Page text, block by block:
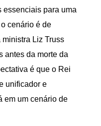
essenciais para uma
cenário é de
ministra Liz Truss
antes da morte da
é que o Rei
unificador e
em um cenário de